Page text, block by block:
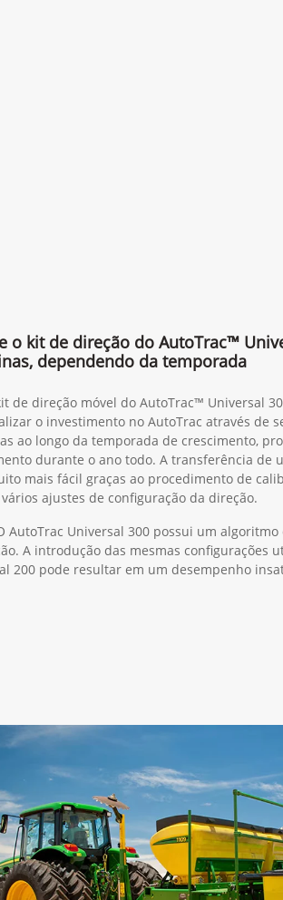
o kit de direção do AutoTrac™
dependendo da temporada
de direção móvel do AutoTrac™ Universal
o investimento no AutoTrac através de
ao longo da temporada de crescimento,
durante o ano todo. A transferência de
mais fácil graças ao procedimento de
ajustes de configuração da direção.
AutoTrac Universal 300 possui um
A introdução das mesmas configurações
200 pode resultar em um desempenho